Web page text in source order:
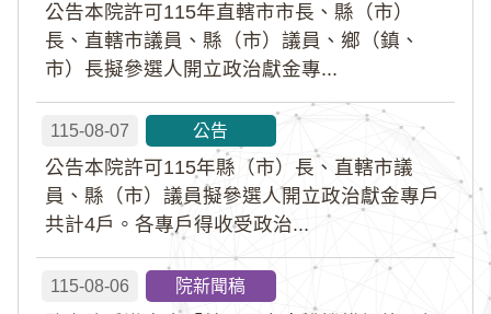
申報公告資料」查閱。
公告本院許可115年直轄市市長、縣（市）
長、直轄市議員、縣（市）議員、鄉（鎮、
市）長擬參選人開立政治獻金專...
115-08-07 公告
公告本院許可115年縣（市）長、直轄市議
員、縣（市）議員擬參選人開立政治獻金專戶
共計4戶。各專戶得收受政治...
115-08-06 院新聞稿